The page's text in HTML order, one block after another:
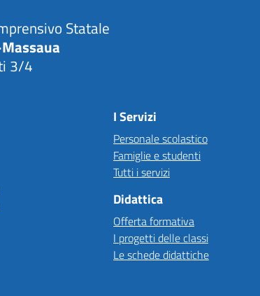
Statale
3/4
I Servizi
Personale scolastico
Famiglie e studenti
Tutti i servizi
Didattica
Offerta formativa
I progetti delle classi
Le schede didattiche